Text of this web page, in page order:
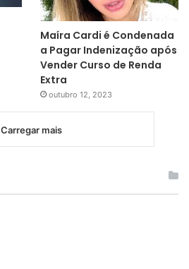
Maíra Cardi é Condenada
a Pagar Indenização após
Vender Curso de Renda
Extra
outubro 12, 2023
Carregar mais